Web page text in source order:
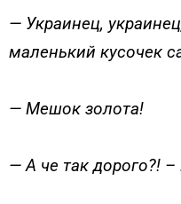
— Украинец,
маленький кусочек
— Мешок золота!
— А че так дорого?!